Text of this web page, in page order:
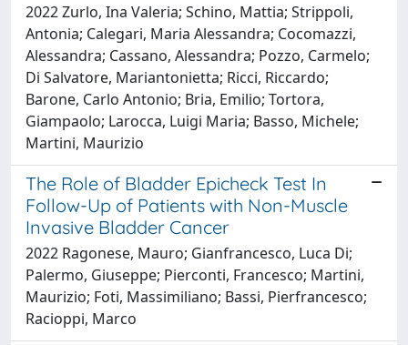
2022 Zurlo, Ina Valeria; Schino, Mattia; Strippoli,
Antonia; Calegari, Maria Alessandra; Cocomazzi,
Alessandra; Cassano, Alessandra; Pozzo, Carmelo;
Di Salvatore, Mariantonietta; Ricci, Riccardo;
Barone, Carlo Antonio; Bria, Emilio; Tortora,
Giampaolo; Larocca, Luigi Maria; Basso, Michele;
Martini, Maurizio
The Role of Bladder Epicheck Test In
Follow-Up of Patients with Non-Muscle
Invasive Bladder Cancer
2022 Ragonese, Mauro; Gianfrancesco, Luca Di;
Palermo, Giuseppe; Pierconti, Francesco; Martini,
Maurizio; Foti, Massimiliano; Bassi, Pierfrancesco;
Racioppi, Marco